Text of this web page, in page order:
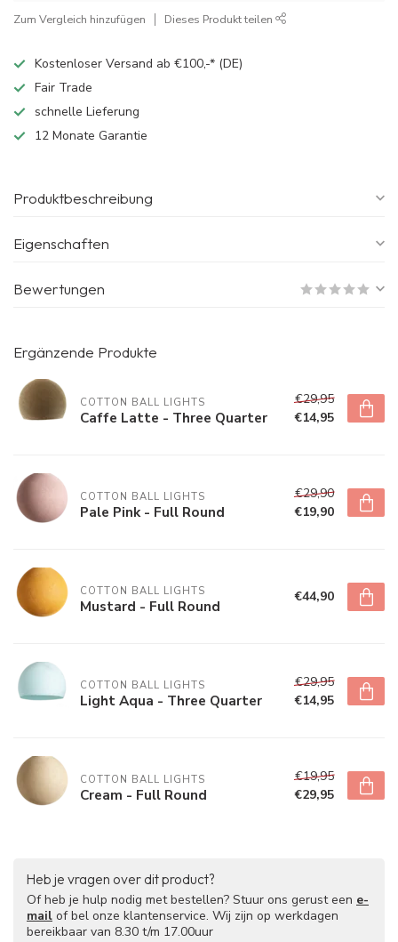
Zum Vergleich hinzufügen Dieses Produkt teilen
Kostenloser Versand ab €100,-* (DE)
Fair Trade
schnelle Lieferung
12 Monate Garantie
Produktbeschreibung
Eigenschaften
Bewertungen
Ergänzende Produkte
COTTON BALL LIGHTS
Caffe Latte - Three Quarter
€29,95
€14,95
COTTON BALL LIGHTS
Pale Pink - Full Round
€29,90
€19,90
COTTON BALL LIGHTS
Mustard - Full Round €44,90
COTTON BALL LIGHTS
Light Aqua - Three Quarter
€29,95
€14,95
COTTON BALL LIGHTS
Cream - Full Round
€19,95
€29,95
Heb je vragen over dit product?
Of heb je hulp nodig met bestellen? Stuur ons gerust een e-
mail of bel onze klantenservice. Wij zijn op werkdagen
bereikbaar van 8.30 t/m 17.00uur